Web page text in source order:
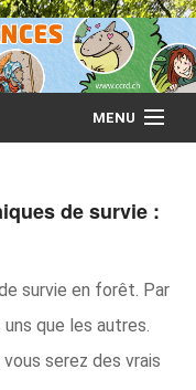
MENU
de survie :
survie en forêt. Par
que les autres.
serez des vrais